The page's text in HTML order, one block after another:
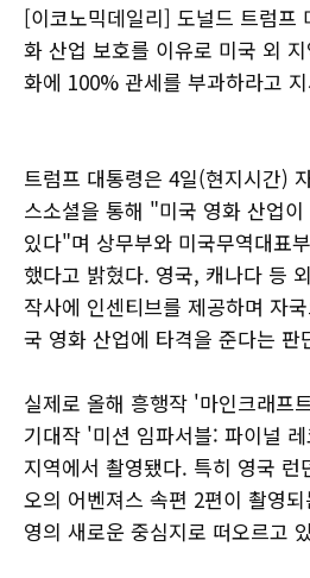
[이코노믹데일리] 도널드 트럼프
화 산업 보호를 이유로 미국 외
화에 100% 관세를 부과하라고
트럼프 대통령은 4일(현지시간)
스소셜을 통해 "미국 영화 산업
있다"며 상무부와 미국무역대표
했다고 밝혔다. 영국, 캐나다 등
작사에 인센티브를 제공하며 자
국 영화 산업에 타격을 준다는
실제로 올해 흥행작 '마인크래프
기대작 '미션 임파서블: 파이널
지역에서 촬영됐다. 특히 영국 런
오의 어벤져스 속편 2편이 촬영
영의 새로운 중심지로 떠오르고